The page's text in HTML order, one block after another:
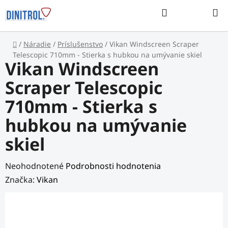
na
KOŠÍK
Domov
/ Náradie / Príslušenstvo / Vikan Windscreen Scraper
Telescopic 710mm - Stierka s hubkou na umývanie skiel
Vikan Windscreen
Scraper Telescopic
710mm - Stierka s
hubkou na umývanie
skiel
Priemerné
hodnotenie
Neohodnotené Podrobnosti hodnotenia
Značka: Vikan